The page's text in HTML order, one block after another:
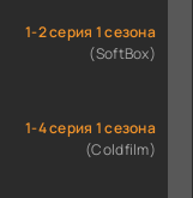
1-2 серия 1 сезона
(SoftBox)
1-4 серия 1 сезона
(Coldfilm)